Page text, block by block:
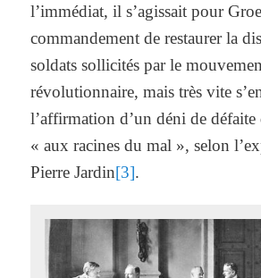
l’immédiat, il s’agissait pour
commandement de restaurer la
soldats sollicités par le
révolutionnaire, mais très vite
l’affirmation d’un déni de défaite
« aux racines du mal », selon
Pierre Jardin[3].